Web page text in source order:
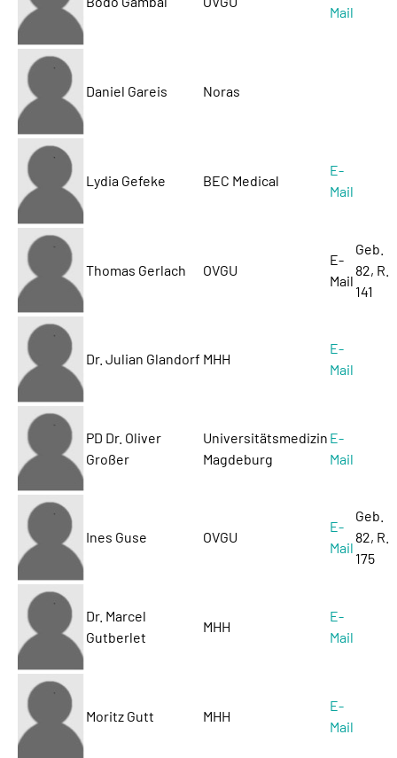
Mail
Daniel Gareis Noras
Lydia Gefeke BEC Medical
E-
Mail
Thomas Gerlach OVGU
E-
Mail
Geb.
82, R.
141
Dr. Julian Glandorf MHH
E-
Mail
PD Dr. Oliver
Großer
Universitätsmedizin
Magdeburg
E-
Mail
Ines Guse OVGU
E-
Mail
Geb.
82, R.
175
Dr. Marcel
Gutberlet
MHH
E-
Mail
Moritz Gutt MHH
E-
Mail